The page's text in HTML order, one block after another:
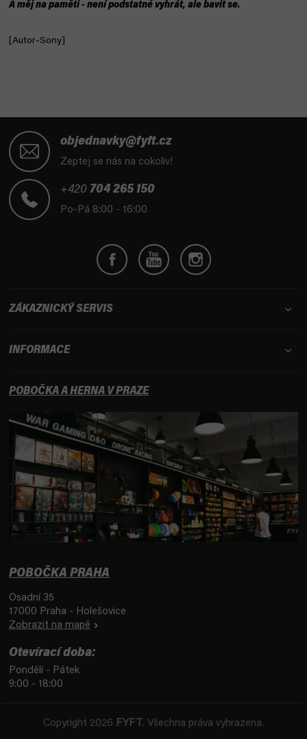
A měj na paměti - není podstatné vyhrát, ale bavit se.
[Autor-Sony]
objednavky@fyft.cz
Zeptej se nás na cokoliv!
+420 704 265 150
Po-Pá 8:00 - 16:00
ZÁKAZNICKÝ SERVIS
INFORMACE
POBOČKA A HERNA V PRAZE
POBOČKA PRAHA
Osadní 35
17000 Praha - Holešovice
Zobrazit na mapě
Otevírací doba:
Pondělí - Pátek
9:00 - 18:00
Copyright 2026 FYFT . Všechna práva vyhrazena.